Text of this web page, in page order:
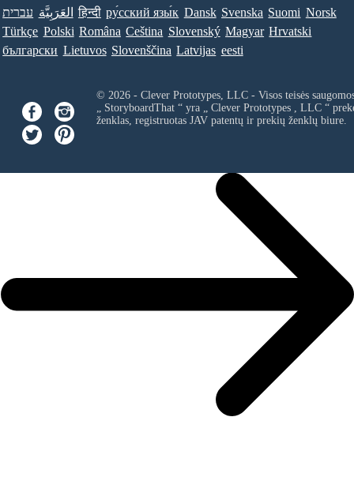
עברית العَرَبِيَّة हिन्दी ру́сский язы́к Dansk Svenska Suomi Norsk
Türkçe Polski Româna Ceština Slovenský Magyar Hrvatski
български Lietuvos Slovenščina Latvijas eesti
© 2026 - Clever Prototypes, LLC - Visos teisės
„ StoryboardThat “ yra „ Clever Prototypes , LLC“
ženklas, registruotas JAV patentų ir prekių ženklų biure.